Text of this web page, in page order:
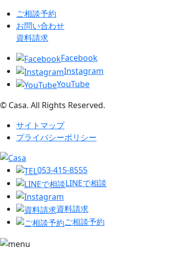
ご相談予約
お問い合わせ
資料請求
Facebook
Instagram
YouTube
© Casa. All Rights Reserved.
サイトマップ
プライバシーポリシー
053-415-8555
LINEで相談
資料請求
ご相談予約